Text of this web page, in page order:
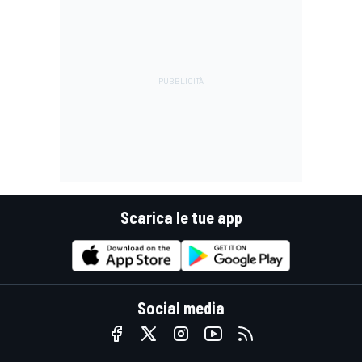
Scarica le tue app
Social media